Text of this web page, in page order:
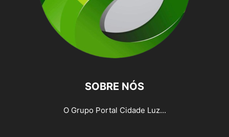
SOBRE NÓS
O Grupo Portal Cidade Luz...